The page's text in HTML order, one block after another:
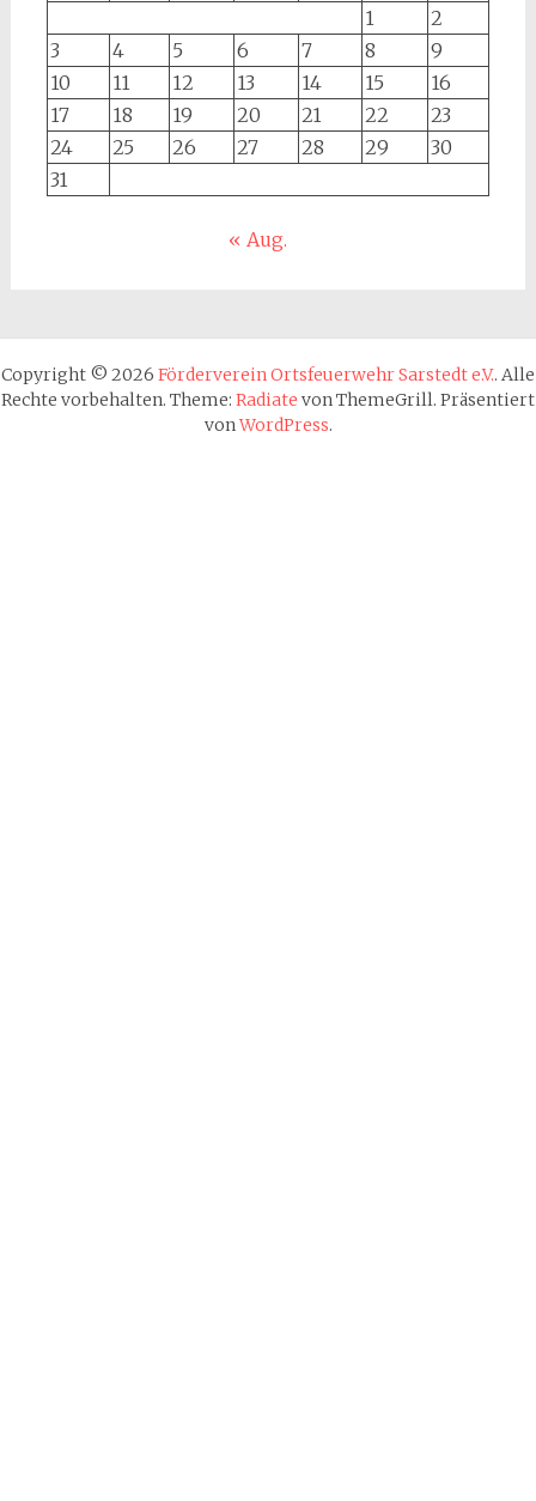
1
2
3
4 5 6 7 8
9
10
11 12 13 14 15
16
17
18 19 20 21 22
23
24
25 26 27 28 29
30
31
« Aug.
Copyright © 2026 Förderverein Ortsfeuerwehr Sarstedt e.V.. Alle
Rechte vorbehalten. Theme: Radiate von ThemeGrill. Präsentiert
vonWordPress.